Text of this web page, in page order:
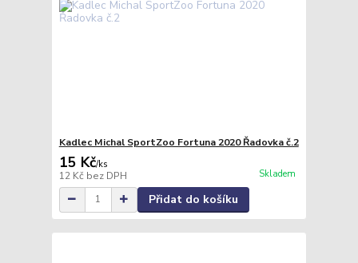
Kadlec Michal SportZoo Fortuna 2020 Řadovka č.2
15 Kč/ks
12 Kč bez DPH Skladem
Přidat do košíku